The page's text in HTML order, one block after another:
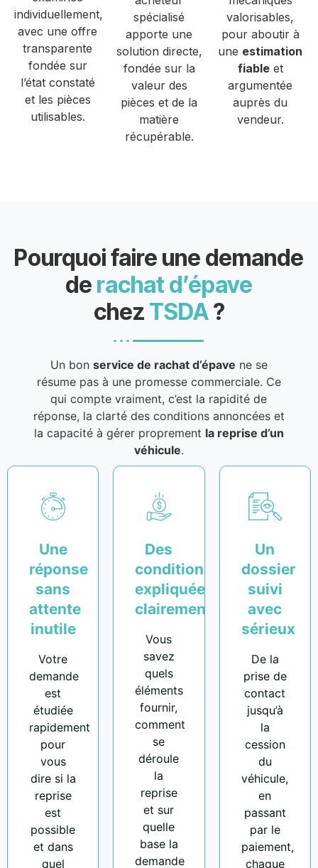
individuellement,
avec une offre
transparente
fondée sur
l’état constaté
et les pièces
utilisables.
spécialisé
apporte une
solution directe,
fondée sur la
valeur des
pièces et de la
matière
récupérable.
valorisables,
pour aboutir à
une estimation
fiableet
argumentée
auprès du
vendeur.
Pourquoi faire une demande
de rachat d’épave
chez TSDA?
Un bon service de rachat d’épave ne se
résume pas à une promesse commerciale. Ce
qui compte vraiment, c’est la rapidité de
réponse, la clarté des conditions annoncées et
la capacité à gérer proprement la reprise d’un
véhicule.
Une
réponse
sans
attente
inutile
Votre
demande
est
étudiée
rapidement
pour
vous
dire si la
reprise
est
possible
et dans
quel
Des
conditions
expliquées
clairement
Vous
savez
quels
éléments
fournir,
comment
se
déroule
la
reprise
et sur
quelle
base la
demande
Un
dossier
suivi
avec
sérieux
De la
prise de
contact
jusqu’à
la
cession
du
véhicule,
en
passant
par le
paiement,
chaque